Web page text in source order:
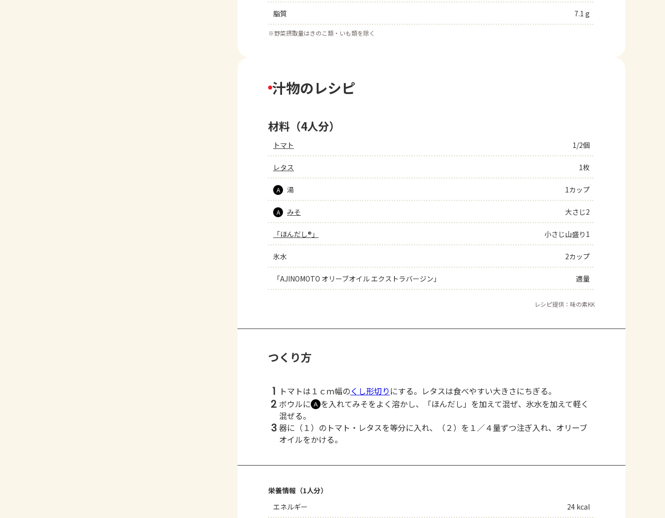
脂質 7.1 g
※野菜摂取量はきのこ類・いも類を除く
汁物のレシピ
材料（4人分）
トマト 1/2個
レタス 1枚
A 湯 1カップ
A みそ 大さじ2
「ほんだし®」 小さじ山盛り1
氷水 2カップ
「AJINOMOTO オリーブオイル エクストラバージン」 適量
レシピ提供：味の素KK
つくり方
1 トマトは１ｃｍ幅のくし形切り にする。レタスは食べやすい大きさにちぎる。
2 ボウルに Ａ を入れてみそをよく溶かし、「ほんだし」を加えて混ぜ、氷水を加えて軽く
混ぜる。
3 器に（１）のトマト・レタスを等分に入れ、（２）を１／４量ずつ注ぎ入れ、オリーブ
オイルをかける。
栄養情報（1人分）
エネルギー
24 kcal